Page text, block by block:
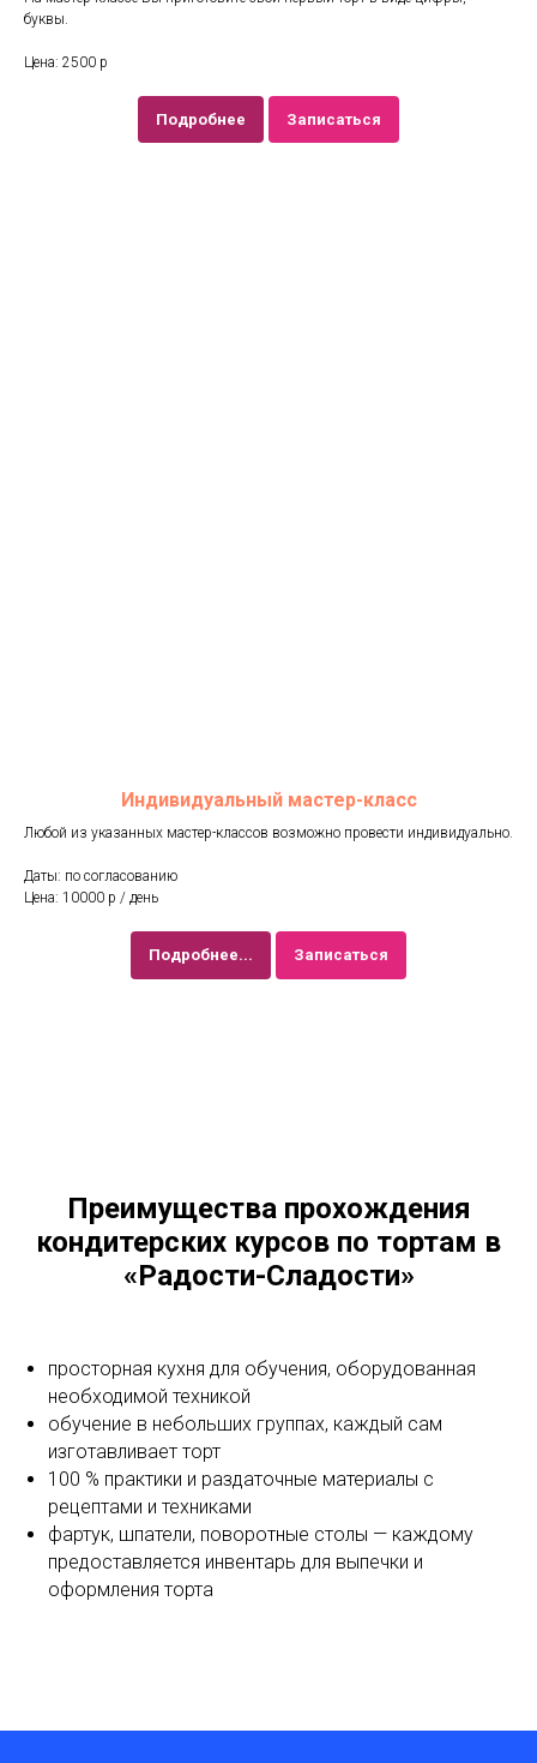
буквы.
Цена: 2500 р
Подробнее Записаться
Индивидуальный мастер-класс
Любой из указанных мастер-классов возможно провести индивидуально.
Даты: по согласованию
Цена: 10000 р / день
Подробнее... Записаться
Преимущества прохождения
кондитерских курсов по тортам в
«Радости-Сладости»
просторная кухня для обучения, оборудованная
необходимой техникой
обучение в небольших группах, каждый сам
изготавливает торт
100 % практики и раздаточные материалы с
рецептами и техниками
фартук, шпатели, поворотные столы — каждому
предоставляется инвентарь для выпечки и
оформления торта